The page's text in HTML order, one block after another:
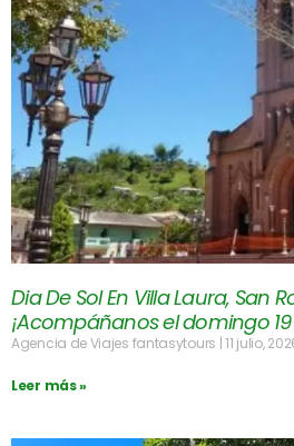
Dia De Sol En Villa Laura, San
¡Acompáñanos el domingo
Agencia de Viajes fantasytours 11 julio,
Leer más »